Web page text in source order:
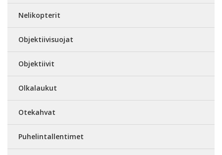
Nelikopterit
Objektiivisuojat
Objektiivit
Olkalaukut
Otekahvat
Puhelintallentimet